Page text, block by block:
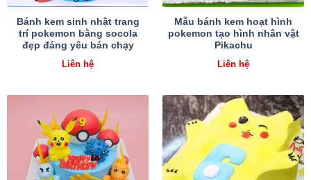
Bánh kem sinh nhật trang
trí pokemon bằng socola
đẹp đáng yêu bán chạy
Liên hệ
Mẫu bánh kem hoạt hình
pokemon tạo hình nhân vật
Pikachu
Liên hệ